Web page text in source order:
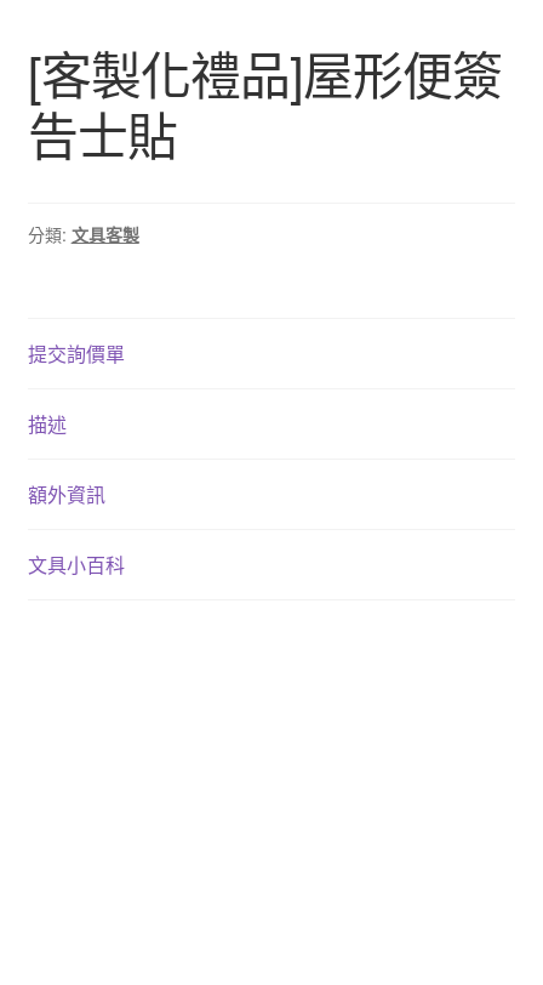
[客製化禮品]屋形便簽
告士貼
分類: 文具客製
提交詢價單
描述
額外資訊
文具小百科